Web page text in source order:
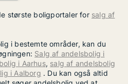
største boligportaler for salg af
i bestemte områder, kan du
Salg af andelsbolig i
i Aarhus, salg af andelsbolig
i Aalborg . Du kan også altid